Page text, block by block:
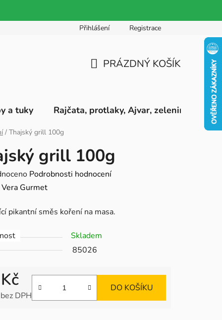
Přihlášení Registrace
PRÁZDNÝ KOŠÍK
a tuky Rajčata, protlaky, Ajvar, zeleninová pyré
/ Thajský grill 100g
grill 100g
Podrobnosti hodnocení
Vera Gurmet
pikantní směs koření na masa.
Skladem
85026
DPH
DO KOŠÍKU